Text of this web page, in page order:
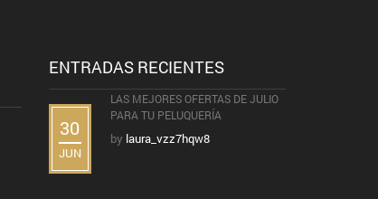
ENTRADAS RECIENTES
30
JUN
LAS MEJORES OFERTAS DE JULIO
PARA TU PELUQUERÍA
by laura_vzz7hqw8